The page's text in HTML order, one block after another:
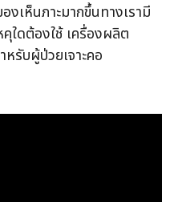
งเห็นภาะมากขึ้นทางเรามี
ใดต้องใช้ เครื่องผลิต
รับผู้ป่วยเจาะคอ